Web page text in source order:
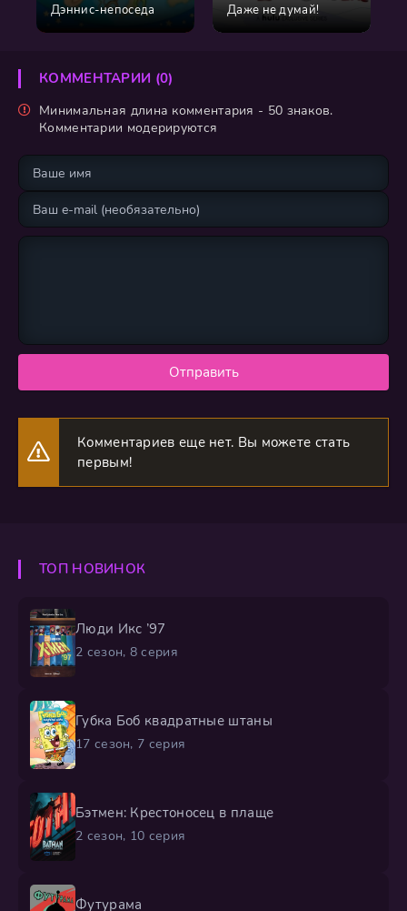
Дэннис-непоседа Даже не думай!
КОММЕНТАРИИ (0)
Минимальная длина комментария - 50 знаков.
Комментарии модерируются
Отправить
Комментариев еще нет. Вы можете стать
первым!
ТОП НОВИНОК
Люди Икс ’97
2 сезон, 8 серия
Губка Боб квадратные штаны
17 сезон, 7 серия
Бэтмен: Крестоносец в плаще
2 сезон, 10 серия
Футурама